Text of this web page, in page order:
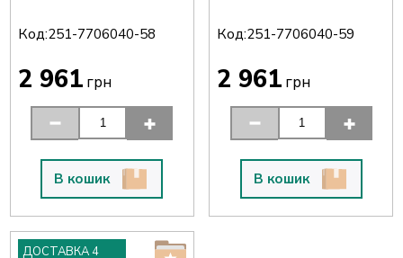
Код:251-7706040-58
2 961грн
В кошик
Код:251-7706040-59
2 961 грн
В кошик
ДОСТАВКА 4